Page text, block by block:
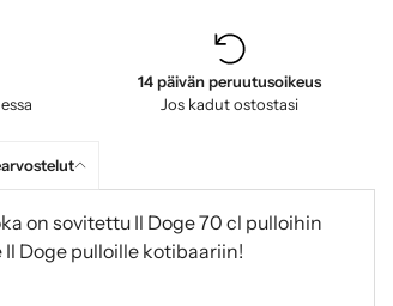
14 päivän peruutusoikeus
Jos kadut ostostasi
on sovitettu Il Doge 70 cl pulloihin
Doge pulloille kotibaariin!